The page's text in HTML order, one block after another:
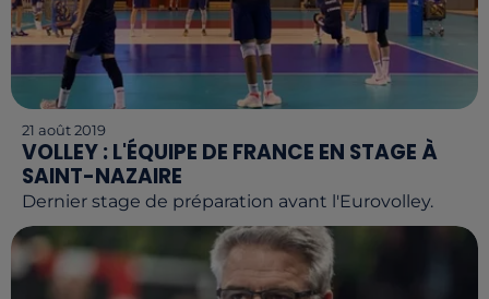
21 août 2019
VOLLEY : L'ÉQUIPE DE FRANCE EN STAGE À
SAINT-NAZAIRE
Dernier stage de préparation avant l'Eurovolley.